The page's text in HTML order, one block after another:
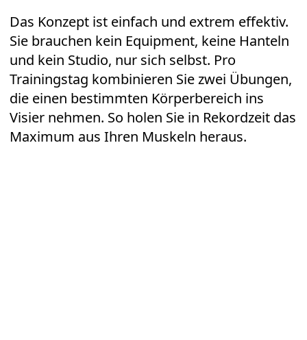
Das Konzept ist einfach und extrem effektiv.
Sie brauchen kein Equipment, keine Hanteln
und kein Studio, nur sich selbst. Pro
Trainingstag kombinieren Sie zwei Übungen,
die einen bestimmten Körperbereich ins
Visier nehmen. So holen Sie in Rekordzeit das
Maximum aus Ihren Muskeln heraus.